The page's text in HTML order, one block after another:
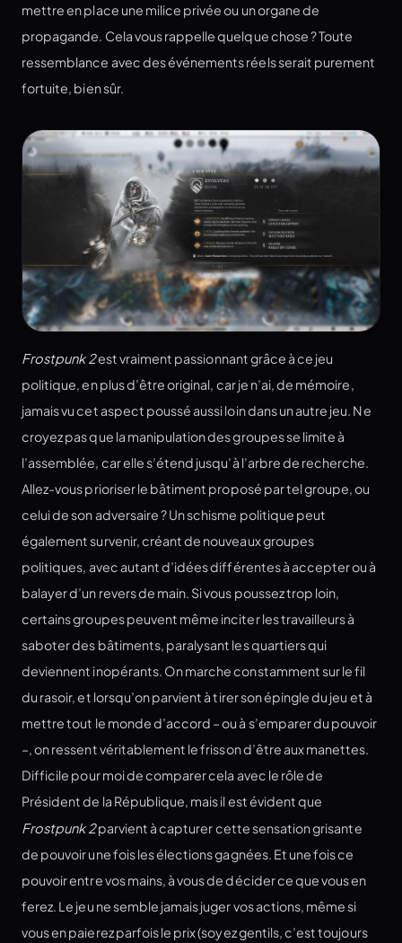
mettre en place une milice privée ou un organe de
propagande. Cela vous rappelle quelque chose ? Toute
ressemblance avec des événements réels serait purement
fortuite, bien sûr.
Frostpunk 2est vraiment passionnant grâce à ce jeu
politique, en plus d’être original, car je n’ai, de mémoire,
jamais vu cet aspect poussé aussi loin dans un autre jeu. Ne
croyez pas que la manipulation des groupes se limite à
l’assemblée, car elle s’étend jusqu’à l’arbre de recherche.
Allez-vous prioriser le bâtiment proposé par tel groupe, ou
celui de son adversaire ? Un schisme politique peut
également survenir, créant de nouveaux groupes
politiques, avec autant d’idées différentes à accepter ou à
balayer d’un revers de main. Si vous poussez trop loin,
certains groupes peuvent même inciter les travailleurs à
saboter des bâtiments, paralysant les quartiers qui
deviennent inopérants. On marche constamment sur le fil
du rasoir, et lorsqu’on parvient à tirer son épingle du jeu et à
mettre tout le monde d’accord – ou à s’emparer du pouvoir
–, on ressent véritablement le frisson d’être aux manettes.
Difficile pour moi de comparer cela avec le rôle de
Président de la République, mais il est évident que
Frostpunk 2parvient à capturer cette sensation grisante
de pouvoir une fois les élections gagnées. Et une fois ce
pouvoir entre vos mains, à vous de décider ce que vous en
ferez. Le jeu ne semble jamais juger vos actions, même si
vous en paierez parfois le prix (soyez gentils, c’est toujours